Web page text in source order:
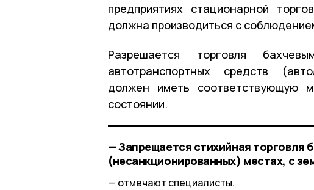
предприятиях стационарной
должна производиться с
Разрешается торговля
автотранспортных средств
должен иметь соответствующую
состоянии.
— Запрещается стихийная торговля
(несанкционированных) местах, с
отмечают специалисты.